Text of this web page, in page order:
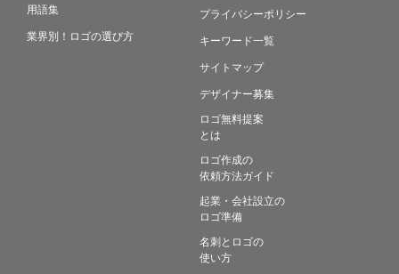
用語集
業界別！ロゴの選び方
プライバシーポリシー
キーワード一覧
サイトマップ
デザイナー募集
ロゴ無料提案
とは
ロゴ作成の
依頼方法ガイド
起業・会社設立の
ロゴ準備
名刺とロゴの
使い方